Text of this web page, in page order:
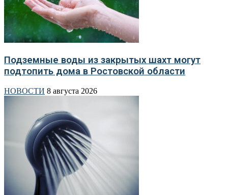
Подземные воды из закрытых шахт могут
подтопить дома в Ростовской области
НОВОСТИ 8 августа 2026